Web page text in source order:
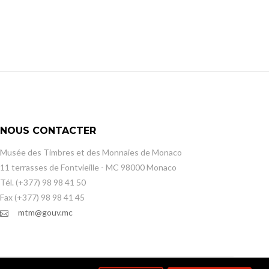
NOUS CONTACTER
Musée des Timbres et des Monnaies de Monaco
11 terrasses de Fontvieille - MC 98000 Monaco
Tél. (+377) 98 98 41 50
Fax (+377) 98 98 41 45
mtm@gouv.mc